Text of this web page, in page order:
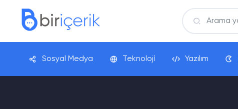
Sosyal Medya Teknoloji Yazılım